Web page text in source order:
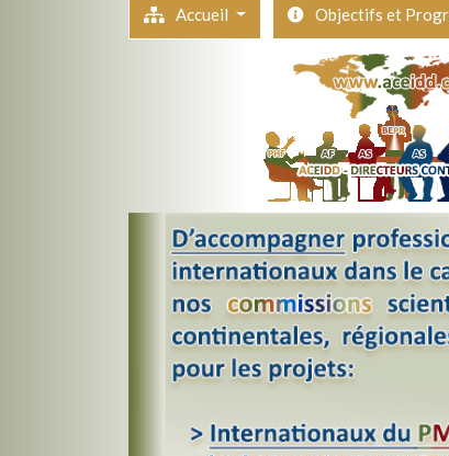
Accueil Objectifs et